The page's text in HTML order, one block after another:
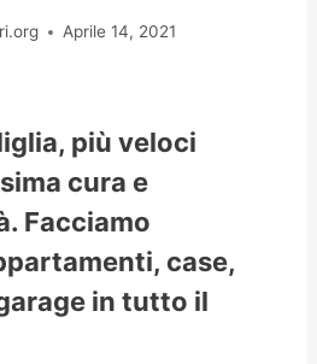
Aprile 14, 2021
più veloci
cura e
Facciamo
case,
in tutto il